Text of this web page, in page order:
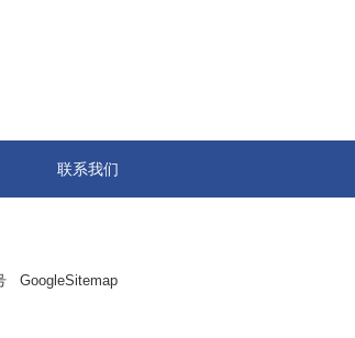
联系我们
GoogleSitemap